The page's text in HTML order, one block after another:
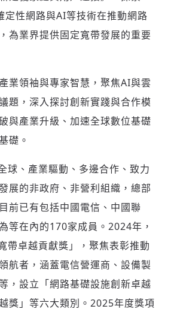
定性網路與AI等技術在推動網路
為業界提供固定寬帶發展的重要
業領袖與專家智慧，聚焦AI與雲
題，深入探討創新實踐與合作模
與產業升級、加速全球數位基礎
礎。
球、產業驅動、多邊合作、致力
展的非政府、非營利組織，總部
前已有包括中國電信、中國聯
等在內的170家成員。2024年，
帶卓越貢獻獎」，聚焦表彰推動
航者，涵蓋電信營運商、設備製
，設立「網路基礎設施創新卓越
獎」等六大類別。2025年度獎項